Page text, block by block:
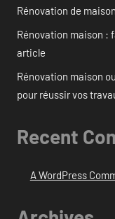
Rénovation de
Rénovation maison :
article
Rénovation maison
pour réussir vos
Recent
A WordPress